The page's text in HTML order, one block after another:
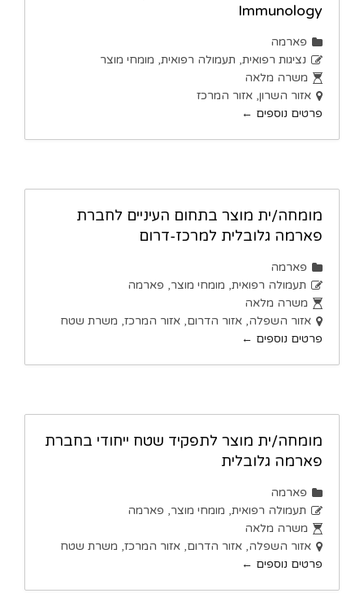
Immunology
פארמה
נציגות רפואית תעמולה רפואית מומחי מוצר
משרה מלאה
אזור השרון אזור המרכז
פרטים נוספים
מומחה/ית מוצר בתחום העיניים לחברת
פארמה גלובלית למרכז-דרום
פארמה
תעמולה רפואית מומחי מוצר פארמה
משרה מלאה
אזור השפלה אזור הדרום אזור המרכז משרת שטח
פרטים נוספים
מומחה/ית מוצר לתפקיד שטח ייחודי בחברת
פארמה גלובלית
פארמה
תעמולה רפואית מומחי מוצר פארמה
משרה מלאה
אזור השפלה אזור הדרום אזור המרכז משרת שטח
פרטים נוספים